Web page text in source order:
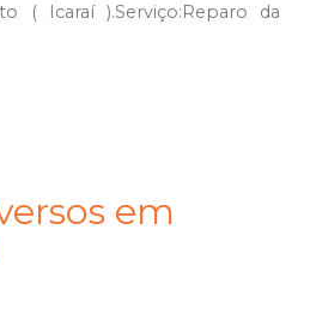
( Icaraí ).Serviço:Reparo da
em